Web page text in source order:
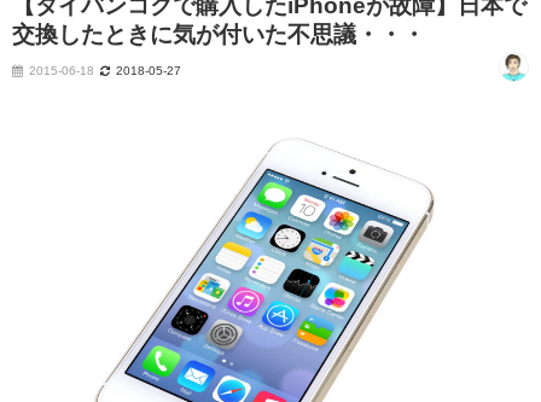
【タイバンコクで購入したiPhoneが故障】日本で
交換したときに気が付いた不思議・・・
2015-06-18 2018-05-27